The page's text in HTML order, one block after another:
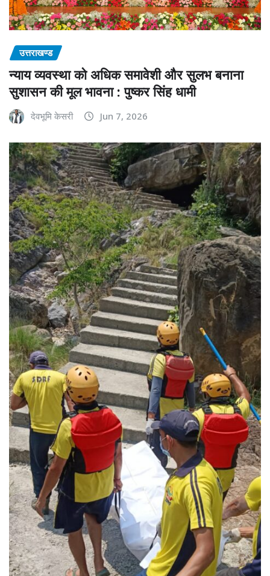
उत्तराखण्ड
न्याय व्यवस्था को अधिक समावेशी और सुलभ बनाना
सुशासन की मूल भावना : पुष्कर सिंह धामी
देवभूमि केसरी Jun 7, 2026